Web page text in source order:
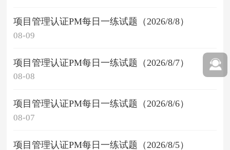
项目管理认证PM每日一练试题（2026/8/8）
08-09
项目管理认证PM每日一练试题（2026/8/7）
08-08
项目管理认证PM每日一练试题（2026/8/6）
08-07
项目管理认证PM每日一练试题（2026/8/5）